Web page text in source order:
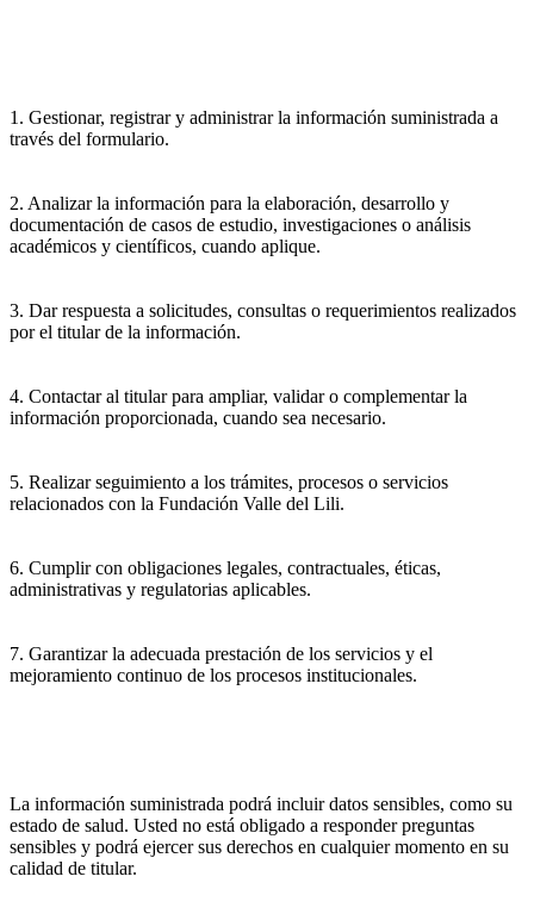
1. Gestionar, registrar y administrar la información suministrada a
través del formulario.
2. Analizar la información para la elaboración, desarrollo y
documentación de casos de estudio, investigaciones o análisis
académicos y científicos, cuando aplique.
3. Dar respuesta a solicitudes, consultas o requerimientos realizados
por el titular de la información.
4. Contactar al titular para ampliar, validar o complementar la
información proporcionada, cuando sea necesario.
5. Realizar seguimiento a los trámites, procesos o servicios
relacionados con la Fundación Valle del Lili.
6. Cumplir con obligaciones legales, contractuales, éticas,
administrativas y regulatorias aplicables.
7. Garantizar la adecuada prestación de los servicios y el
mejoramiento continuo de los procesos institucionales.
La información suministrada podrá incluir datos sensibles, como su
estado de salud. Usted no está obligado a responder preguntas
sensibles y podrá ejercer sus derechos en cualquier momento en su
calidad de titular.